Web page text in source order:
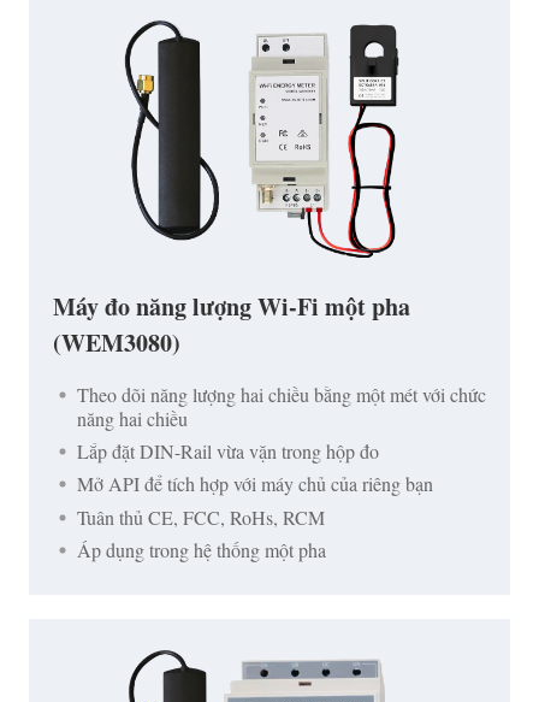
Máy đo năng lượng Wi-Fi một pha
(WEM3080)
Theo dõi năng lượng hai chiều bằng một mét với chức
năng hai chiều
Lắp đặt DIN-Rail vừa vặn trong hộp đo
Mở API để tích hợp với máy chủ của riêng bạn
Tuân thủ CE, FCC, RoHs, RCM
Áp dụng trong hệ thống một pha